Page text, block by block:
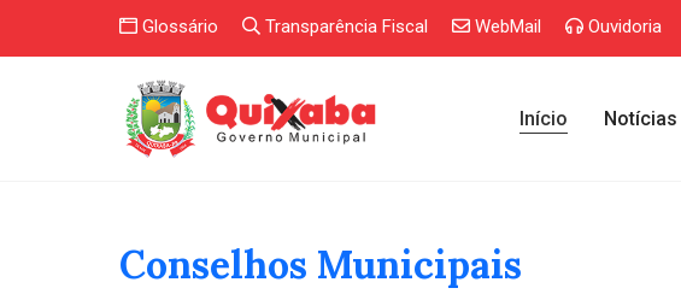
Glossário Transparência Fiscal WebMail Ouvidoria
Início Notícias
Conselhos Municipais